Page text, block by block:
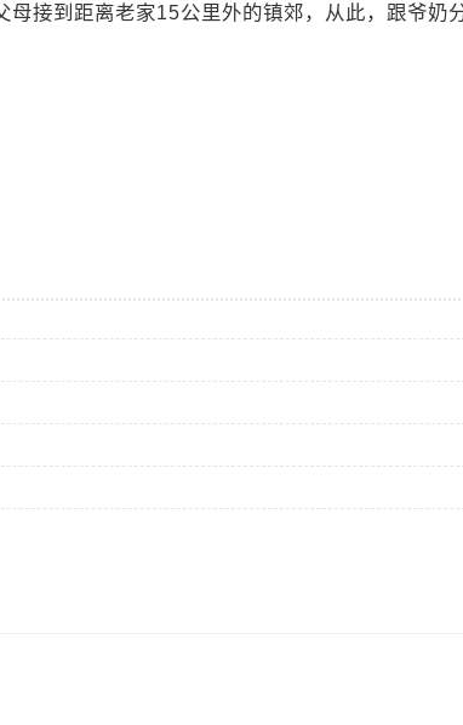
接到距离老家15公里外的镇郊，从此，跟爷奶